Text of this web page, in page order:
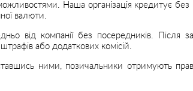
Наша організація кредитує без
валюти.
від компанії без посередників. Після
або додаткових комісій.
ними, позичальники отримують